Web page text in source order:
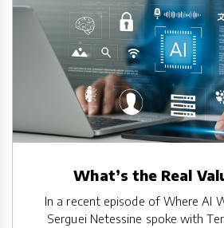
What’s the Real
In a recent episode of Where AI
Serguei Netessine spoke with